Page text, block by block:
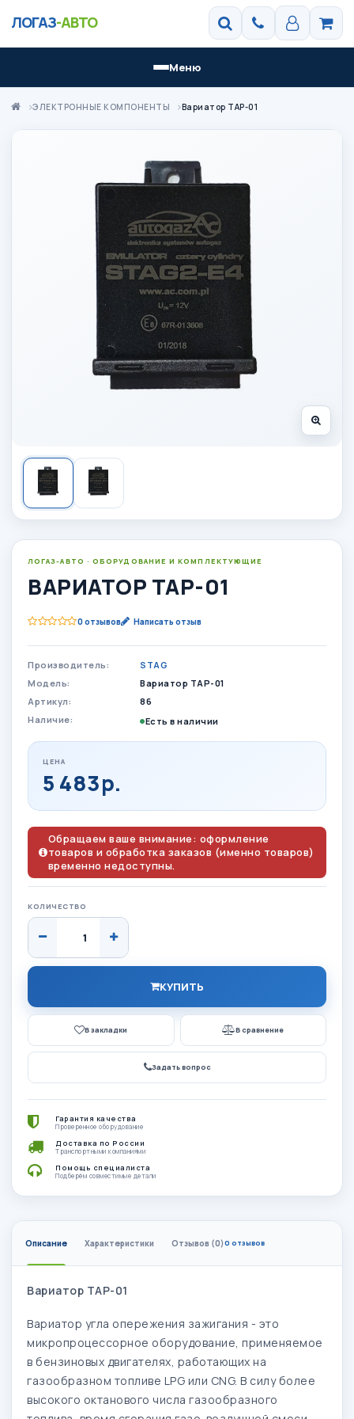
ЛОГАЗ-АВТО
Меню
ЭЛЕКТРОННЫЕ КОМПОНЕНТЫ Вариатор TAP-01
ЛОГАЗ-АВТО · ОБОРУДОВАНИЕ И КОМПЛЕКТУЮЩИЕ
ВАРИАТОР TAP-01
0 отзывов Написать отзыв
Производитель:
STAG
Модель:
Вариатор TAP-01
Артикул:
86
Наличие:
Есть в наличии
ЦЕНА
5 483р.
Обращаем ваше внимание: оформление
товаров и обработка заказов (именно товаров)
временно недоступны.
КОЛИЧЕСТВО
КУПИТЬ
В закладки В сравнение
Задать вопрос
Гарантия качества
Проверенное оборудование
Доставка по России
Транспортными компаниями
Помощь специалиста
Подберём совместимые детали
Описание Характеристики Отзывов (0)0 отзывов
Вариатор TAP-01
Вариатор угла опережения зажигания - это
микропроцессорное оборудование, применяемое
в бензиновых двигателях, работающих на
газообразном топливе LPG или CNG. В силу более
высокого октанового числа газообразного